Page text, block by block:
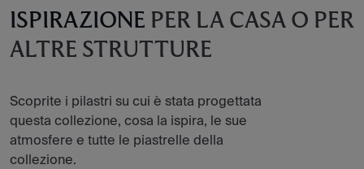
ISPIRAZIONE PER LA CASA O PER
ALTRE STRUTTURE
Scoprite i pilastri su cui è stata progettata
questa collezione, cosa la ispira, le sue
atmosfere e tutte le piastrelle della
collezione.